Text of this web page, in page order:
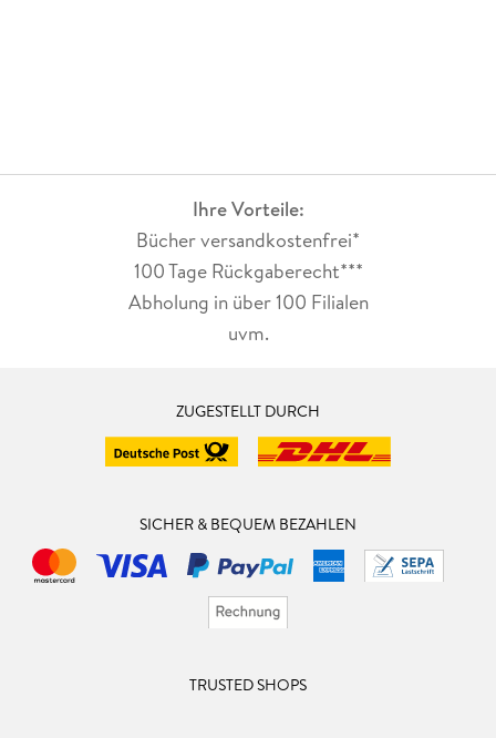
Ihre Vorteile:
Bücher versandkostenfrei*
100 Tage Rückgaberecht***
Abholung in über 100 Filialen
uvm.
ZUGESTELLT DURCH
SICHER & BEQUEM BEZAHLEN
TRUSTED SHOPS